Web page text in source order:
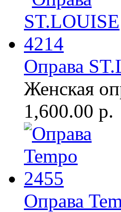
Оправа
Женская
1,600.00 р.
Оправа